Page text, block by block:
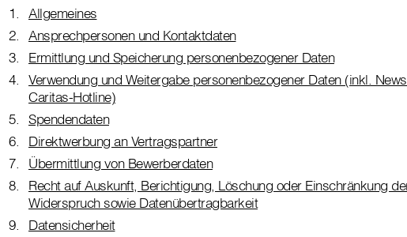
Allgemeines
Ansprechpersonen und Kontaktdaten
Ermittlung und Speicherung personenbezogener Daten
Verwendung und Weitergabe personenbezogener Daten (inkl.
Caritas-Hotline)
Spendendaten
Direktwerbung an Vertragspartner
Übermittlung von Bewerberdaten
Recht auf Auskunft, Berichtigung, Löschung oder Einschränkung
Widerspruch sowie Datenübertragbarkeit
Datensicherheit